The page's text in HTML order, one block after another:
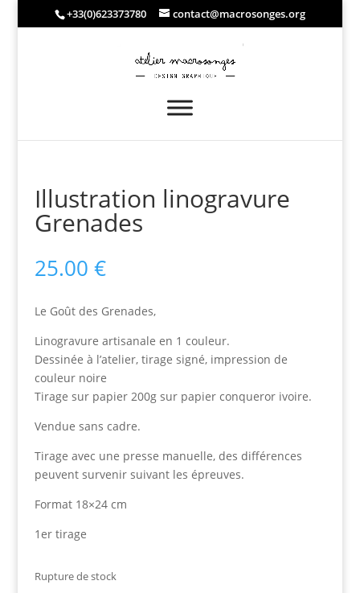
+33(0)623373780 contact@macrosonges.org
Illustration linogravure
Grenades
25.00 €
Le Goût des Grenades,
Linogravure artisanale en 1 couleur.
Dessinée à l’atelier, tirage signé, impression de
couleur noire
Tirage sur papier 200g sur papier conqueror ivoire.
Vendue sans cadre.
Tirage avec une presse manuelle, des différences
peuvent survenir suivant les épreuves.
Format 18×24 cm
1er tirage
Rupture de stock